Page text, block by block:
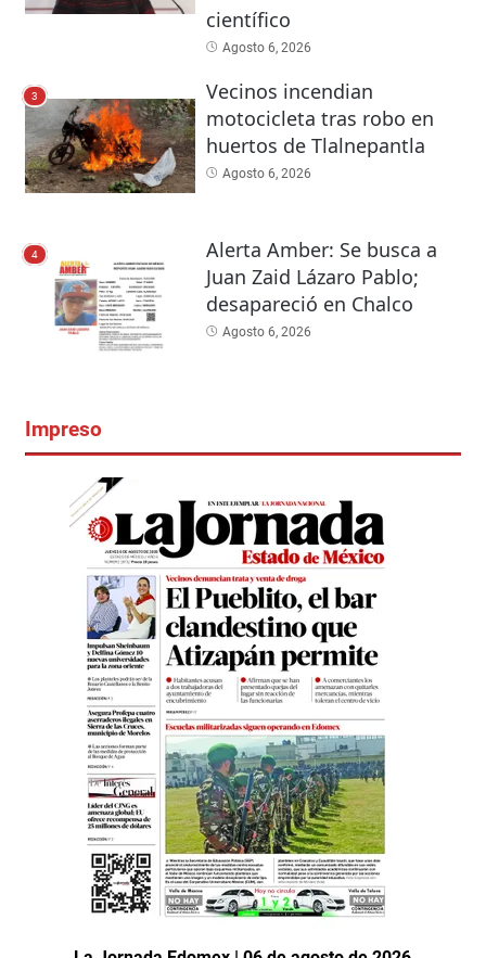
científico
Agosto 6, 2026
3
Vecinos incendian
motocicleta tras robo en
huertos de Tlalnepantla
Agosto 6, 2026
4
Alerta Amber: Se busca a
Juan Zaid Lázaro Pablo;
desapareció en Chalco
Agosto 6, 2026
Impreso